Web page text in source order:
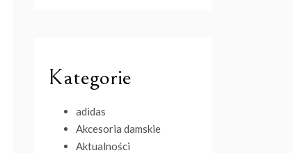
Kategorie
adidas
Akcesoria damskie
Aktualności